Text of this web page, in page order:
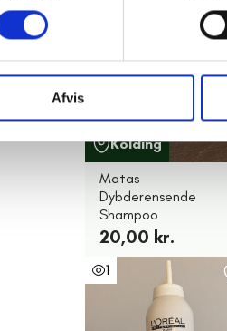
Afvis
Kolding
Matas
Dybderensende
Shampoo
20,00 kr.
1